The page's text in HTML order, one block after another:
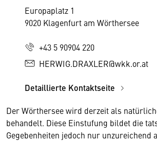
Europaplatz 1
9020 Klagenfurt am Wörthersee
+43 5 90904 220
HERWIG.DRAXLER@wkk.or.at
Detaillierte Kontaktseite
Der Wörthersee wird derzeit als
behandelt. Diese Einstufung bildet die
Gegebenheiten jedoch nur unzureichend